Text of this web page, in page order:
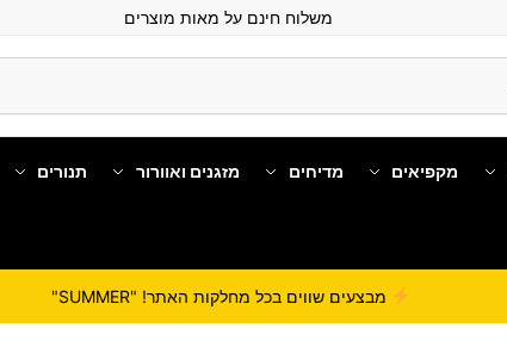
משלוח חינם על מאות מוצרים
מקפיאים מדיחים מזגנים ואוורור תנורים
מבצעים שווים בכל מחלקות האתר! "SUMMER"